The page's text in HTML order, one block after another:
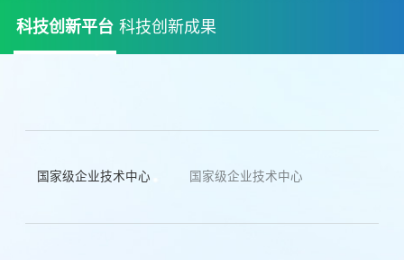
科技创新平台 科技创新成果
国家级企业技术中心 国家级企业技术中心